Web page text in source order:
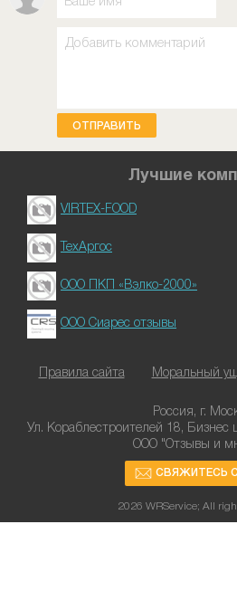
ОТПРАВИТЬ
Лучшие
VIRTEX-FOOD
ТехАргос
ООО ПКП «Вэлко-2000»
ООО Сиарес отзывы
Правила сайта Моральный
Россия, г.
Ул. Кораблестроителей 18,
ООО "Отзывы и
СВЯЖИТЕСЬ
2026 WRService; All